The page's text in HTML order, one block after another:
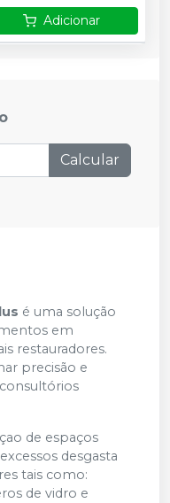
Adicionar
Calcular
é uma solução
em
restauradores.
precisão e
de espaços
desgasta
tais como:
de vidro e